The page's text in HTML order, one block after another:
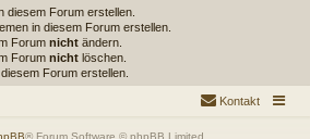
diesem Forum erstellen.
in diesem Forum erstellen.
Forum nicht ändern.
Forum nicht löschen.
Forum erstellen.
Kontakt
® Forum Software © phpBB Limited